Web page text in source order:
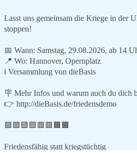
Lasst uns gemeinsam die Kriege in der
stoppen!
📅 Wann: Samstag, 29.08.2026, ab 14
📍 Wo: Hannover, Opernplatz
ℹ️ Versammlung von dieBasis
🪧 Mehr Infos und warum auch du dich
👉 http://dieBasis.de/friedensdemo
🟩🟩🟦🟦🟥🟥🟧🟧
Friedensfähig statt kriegstüchtig